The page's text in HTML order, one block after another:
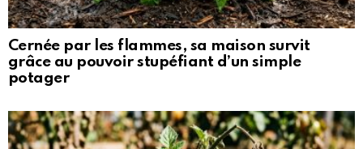
Cernée par les flammes, sa maison survit
grâce au pouvoir stupéfiant d’un simple
potager